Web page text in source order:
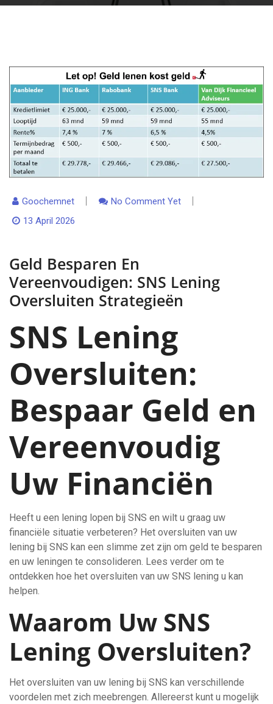
Goochemnet
No Comment Yet
13 April 2026
Geld Besparen En
Vereenvoudigen: SNS Lening
Oversluiten Strategieën
SNS Lening
Oversluiten:
Bespaar Geld en
Vereenvoudig
Uw Financiën
Heeft u een lening lopen bij SNS en wilt u graag uw
financiële situatie verbeteren? Het oversluiten van uw
lening bij SNS kan een slimme zet zijn om geld te besparen
en uw leningen te consolideren. Lees verder om te
ontdekken hoe het oversluiten van uw SNS lening u kan
helpen.
Waarom Uw SNS
Lening Oversluiten?
Het oversluiten van uw lening bij SNS kan verschillende
voordelen met zich meebrengen. Allereerst kunt u mogelijk